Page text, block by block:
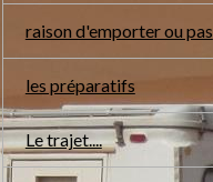
raison d'emporter ou pas
les préparatifs
Le trajet....